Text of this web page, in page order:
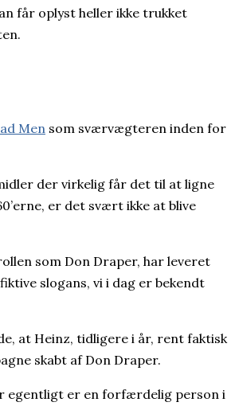
får oplyst heller ikke trukket
Men som sværvægteren inden for
der virkelig får det til at ligne
er det svært ikke at blive
som Don Draper, har leveret
slogans, vi i dag er bekendt
at Heinz, tidligere i år, rent faktisk
skabt af Don Draper.
egentligt er en forfærdelig person i